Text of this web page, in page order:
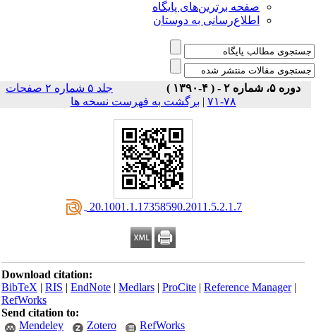
صفحه برترین‌های پایگاه
اطلاع‌رسانی به دوستان
دوره ۵، شماره ۲ - ( ۴-۱۳۹۰ )
جلد ۵ شماره ۲ صفحات
۷۸-۷۱
|برگشت به فهرست نسخه ها
‎ 20.1001.1.17358590.2011.5.2.1.7
Download citation:
BibTeX|RIS|EndNote|Medlars|ProCite|Reference Manager
RefWorks
Send citation to:
Mendeley
Zotero RefWorks